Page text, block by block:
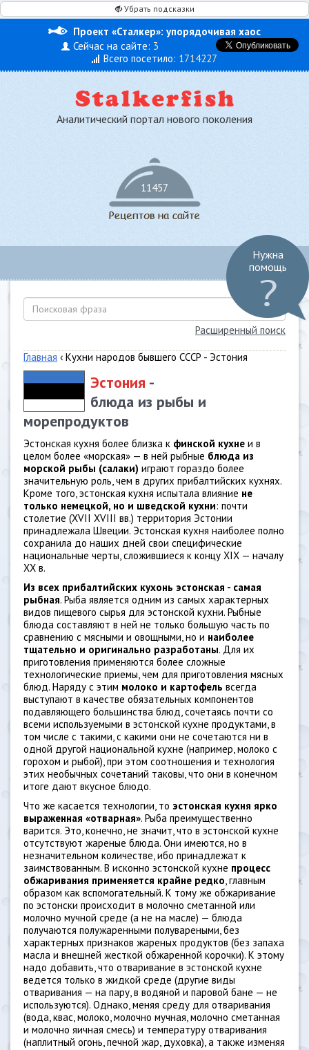
Убрать подсказки
Проект «Сталкер»: упорядочивая хаос
Сейчас на сайте: 3
Всего посетило: 1714227
Аналитический портал нового поколения
11457
Расширенный поиск
Главная ‹ Кухни народов бывшего СССР - Эстония
Эстония -
блюда из рыбы и
морепродуктов
Эстонская кухня более близка к финской кухне и в
целом более «морская» — в ней рыбные блюда из
морской рыбы (салаки) играют гораздо более
значительную роль, чем в других прибалтийских кухнях.
Кроме того, эстонская кухня испытала влияние не
только немецкой, но и шведской кухни: почти
столетие (XVII XVIII вв.) территория Эстонии
принадлежала Швеции. Эстонская кухня наиболее полно
сохранила до наших дней свои специфические
национальные черты, сложившиеся к концу XIX — началу
XX в.
Из всех прибалтийских кухонь эстонская - самая
рыбная. Рыба является одним из самых характерных
видов пищевого сырья для эстонской кухни. Рыбные
блюда составляют в ней не только большую часть по
сравнению с мясными и овощными, но и наиболее
тщательно и оригинально разработаны. Для их
приготовления применяются более сложные
технологические приемы, чем для приготовления мясных
блюд. Наряду с этим молоко и картофель всегда
выступают в качестве обязательных компонентов
подавляющего большинства блюд, сочетаясь почти со
всеми используемыми в эстонской кухне продуктами, в
том числе с такими, с какими они не сочетаются ни в
одной другой национальной кухне (например, молоко с
горохом и рыбой), при этом соотношения и технология
этих необычных сочетаний таковы, что они в конечном
итоге дают вкусное блюдо.
Что же касается технологии, то эстонская кухня ярко
выраженная «отварная». Рыба преимущественно
варится. Это, конечно, не значит, что в эстонской кухне
отсутствуют жареные блюда. Они имеются, но в
незначительном количестве, ибо принадлежат к
заимствованным. В исконно эстонской кухне процесс
обжаривания применяется крайне редко, главным
образом как вспомогательный. К тому же обжаривание
по эстонски происходит в молочно сметанной или
молочно мучной среде (а не на масле) — блюда
получаются полужаренными полувареными, без
характерных признаков жареных продуктов (без запаха
масла и внешней жесткой обжаренной корочки). К этому
надо добавить, что отваривание в эстонской кухне
ведется только в жидкой среде (другие виды
отваривания — на пару, в водяной и паровой бане — не
используются). Однако, меняя среду для отваривания
(вода, квас, молоко, молочно мучная, молочно сметанная
и молочно яичная смесь) и температуру отваривания
(наплитный огонь, печной жар, духовка), а также изменяя
Нужна
помощь